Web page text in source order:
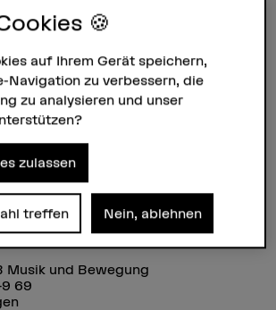
/ Englisch
Bern
2026
Musik und Bewegung
69
🍪
auf Ihrem Gerät speichern,
Navigation zu verbessern, die
zu analysieren und unser
zulassen
treffen Nein, ablehnen